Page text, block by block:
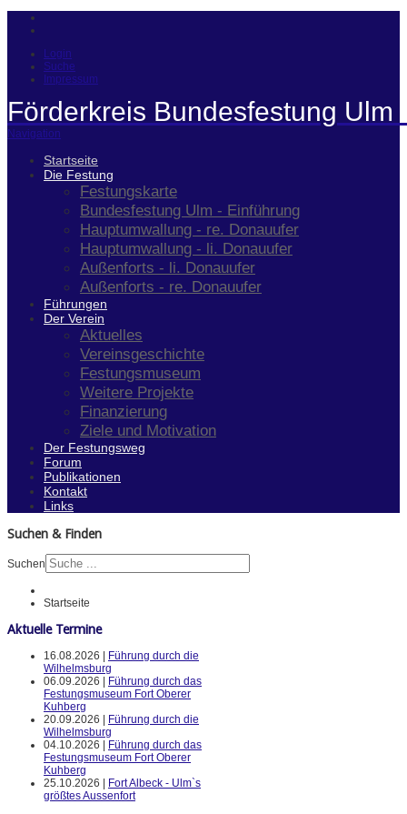
Login
Suche
Impressum
Förderkreis Bundesfestung Ulm
Navigation
Startseite
Die Festung
Festungskarte
Bundesfestung Ulm - Einführung
Hauptumwallung - re. Donauufer
Hauptumwallung - li. Donauufer
Außenforts - li. Donauufer
Außenforts - re. Donauufer
Führungen
Der Verein
Aktuelles
Vereinsgeschichte
Festungsmuseum
Weitere Projekte
Finanzierung
Ziele und Motivation
Der Festungsweg
Forum
Publikationen
Kontakt
Links
Suchen & Finden
Suchen
Startseite
Aktuelle Termine
16.08.2026 |
Führung durch die
Wilhelmsburg
06.09.2026 |
Führung durch das
Festungsmuseum Fort Oberer
Kuhberg
20.09.2026 |
Führung durch die
Wilhelmsburg
04.10.2026 |
Führung durch das
Festungsmuseum Fort Oberer
Kuhberg
25.10.2026 |
Fort Albeck - Ulm`s
größtes Aussenfort